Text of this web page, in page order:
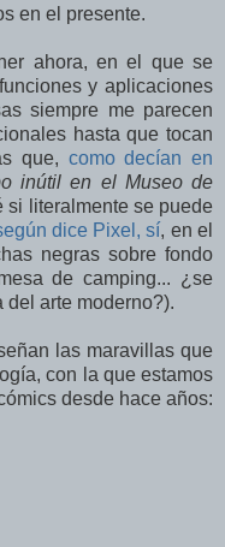
en el presente.
ahora, en el que se
y aplicaciones
siempre me parecen
hasta que tocan
que, como decían en
inútil en el Museo de
si literalmente se puede
dice Pixel, sí, en el
negras sobre fondo
de camping... ¿se
del arte moderno?).
las maravillas que
con la que estamos
desde hace años: